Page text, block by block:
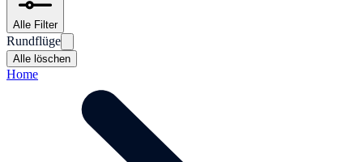
Alle Filter
Rundflüge
Alle löschen
Home